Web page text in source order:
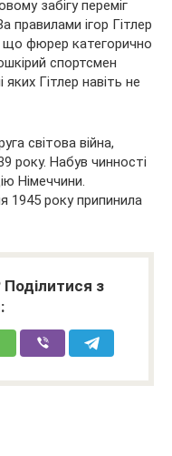
забігу переміг
ігор Гітлер
що фюрер категорично
спортсмен
Гітлер навіть не
світова війна,
року. Набув чинності
Німеччини.
1945 року припинила
з